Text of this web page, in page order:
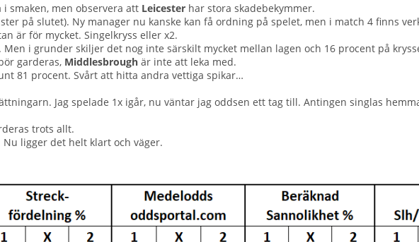
smaken, men observera att Leicester har stora skadebekymmer.
på slutet). Ny manager nu kanske kan få ordning på spelet, men i match 4 finns
är för mycket. Singelkryss eller x2.
i grunder skiljer det nog inte särskilt mycket mellan lagen och 16 procent på
garderas, Middlesbrough är inte att leka med.
81 procent. Svårt att hitta andra vettiga spikar…
Jag spelade 1x igår, nu väntar jag oddsen ett tag till. Antingen singlas
trots allt.
ligger det helt klart och väger.